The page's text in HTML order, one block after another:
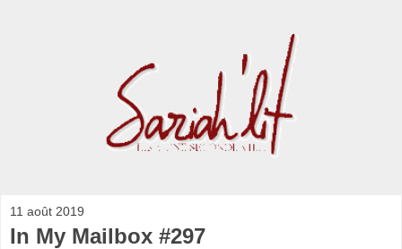
11 août 2019
In My Mailbox #297